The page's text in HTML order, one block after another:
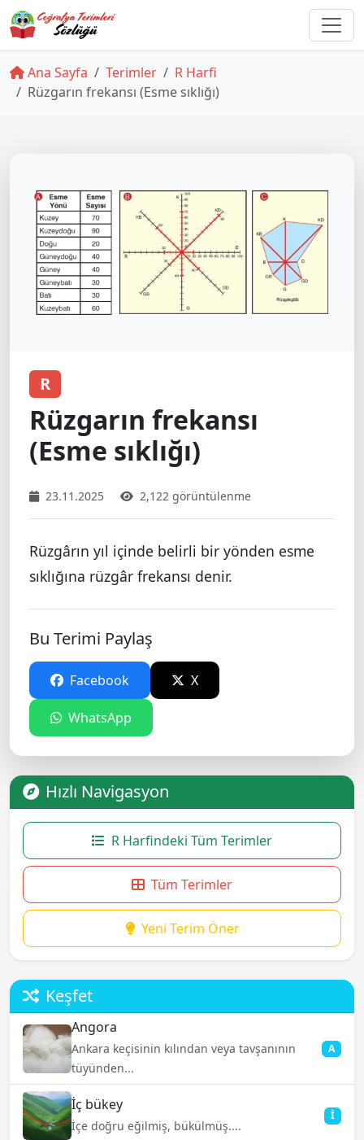
Ana Sayfa Terimler
R Harfi
Rüzgarın frekansı (Esme sıklığı)
R
Rüzgarın frekansı
(Esme sıklığı)
23.11.2025 2,122 görüntülenme
Rüzgârın yıl içinde belirli bir yönden esme
sıklığına rüzgâr frekansı denir.
Bu Terimi Paylaş
Facebook X
WhatsApp
Hızlı Navigasyon
R Harfindeki Tüm Terimler
Tüm Terimler
Yeni Terim Öner
Keşfet
Angora
Ankara keçisinin kılından veya tavşanının
tüyünden...
A
İç bükey
İçe doğru eğilmiş, bükülmüş....
İ